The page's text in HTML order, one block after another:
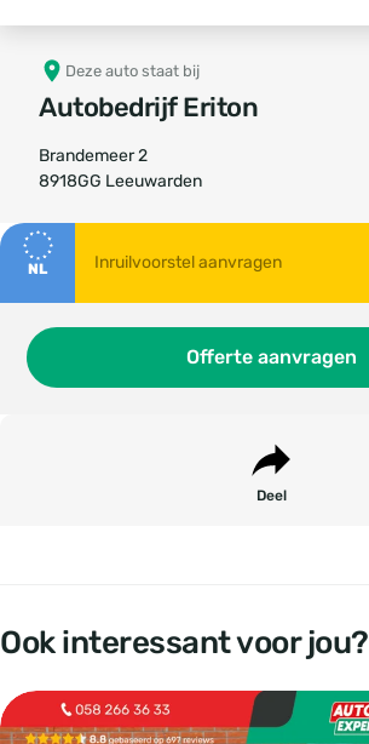
Deze auto staat bij
Autobedrijf Eriton
Brandemeer 2
8918GG Leeuwarden
NL
Offerte aanvragen
Deel
Ook interessant voor jou?